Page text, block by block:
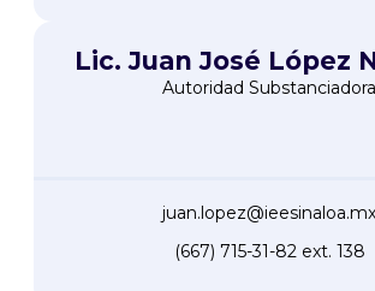
Lic. Juan José López
Autoridad Substanciadora
juan.lopez@ieesinaloa.mx
(667) 715-31-82 ext. 138